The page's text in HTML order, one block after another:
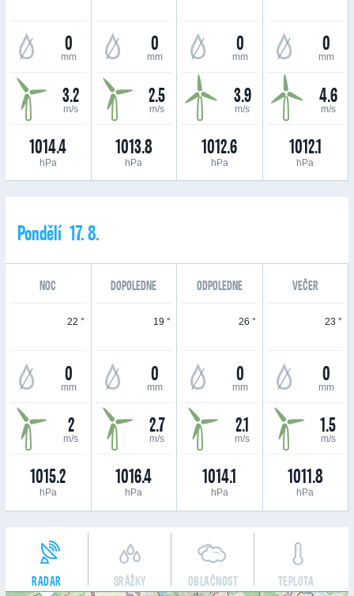
0
mm
3.2
m/s
1014.4
hPa
0
mm
2.5
m/s
1013.8
hPa
0
mm
3.9
m/s
1012.6
hPa
0
mm
4.6
m/s
1012.1
hPa
Pondělí 17. 8.
NOC DOPOLEDNE ODPOLEDNE VEČER
22 °
0
mm
2
m/s
1015.2
hPa
19 °
0
mm
2.7
m/s
1016.4
hPa
26 °
0
mm
2.1
m/s
1014.1
hPa
23 °
0
mm
1.5
m/s
1011.8
hPa
RADAR SRÁŽKY OBLAČNOST TEPLOTA